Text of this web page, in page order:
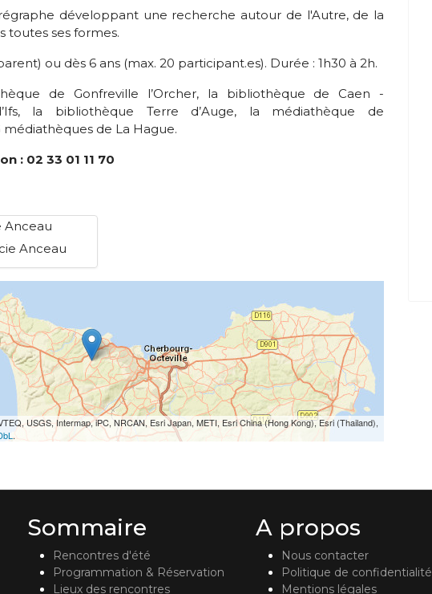
développant une recherche autour de l'Autre, de la
toutes ses formes.
ou dès 6 ans (max. 20 participant.es). Durée : 1h30 à 2h.
de Gonfreville l’Orcher, la bibliothèque de Caen -
la bibliothèque Terre d’Auge, la médiathèque de
médiathèques de La Hague.
: 02 33 01 11 70
Anceau
USGS, Intermap, iPC, NRCAN, Esri Japan, METI, Esri China (Hong Kong), Esri (Thailand),
.
Sommaire
Rencontres d'été
Programmation & Réservation
Lieux des rencontres
A propos
Nous contacter
Politique de confidentialité
Mentions légales